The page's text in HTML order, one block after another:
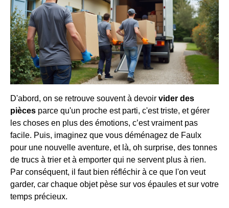
D'abord, on se retrouve souvent à devoir vider des
pièces parce qu'un proche est parti, c'est triste, et gérer
les choses en plus des émotions, c’est vraiment pas
facile. Puis, imaginez que vous déménagez de Faulx
pour une nouvelle aventure, et là, oh surprise, des tonnes
de trucs à trier et à emporter qui ne servent plus à rien.
Par conséquent, il faut bien réfléchir à ce que l'on veut
garder, car chaque objet pèse sur vos épaules et sur votre
temps précieux.